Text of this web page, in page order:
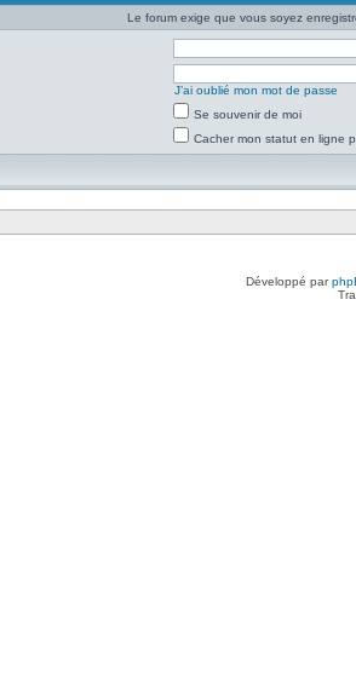
Le forum exige que vous soyez
J’ai oublié mon mot de passe
Se souvenir de moi
Cacher mon statut en ligne
Développé par